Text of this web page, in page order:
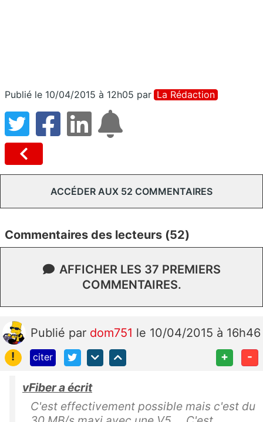
Publié le 10/04/2015 à 12h05 par La Rédaction
ACCÉDER AUX 52 COMMENTAIRES
Commentaires des lecteurs (52)
AFFICHER LES 37 PREMIERS
COMMENTAIRES.
Publié par dom751 le 10/04/2015 à 16h46
!
citer + -
vFiber a écrit
C'est effectivement possible mais c'est du